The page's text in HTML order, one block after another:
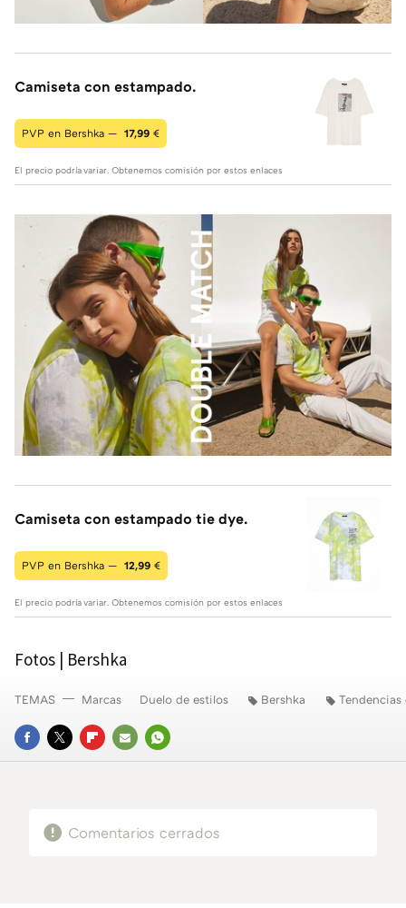
Camiseta con estampado.
PVP en Bershka — 17,99 €
El precio podría variar. Obtenemos comisión por estos enlaces
Camiseta con estampado tie dye.
PVP en Bershka — 12,99 €
El precio podría variar. Obtenemos comisión por estos enlaces
Fotos | Bershka
FACEBOOK
TWITTERFLIPBOARD
E-
WHATSAPP
TEMAS Marcas Duelo de estilos Bershka
Comentarios cerrados